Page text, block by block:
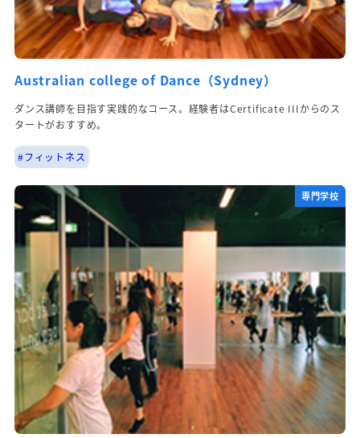
Australian college of Dance（Sydney）
ダンス講師を目指す実践的なコース。経験者はCertificate IIIからのス
タートがおすすめ。
#フィットネス
専門学校